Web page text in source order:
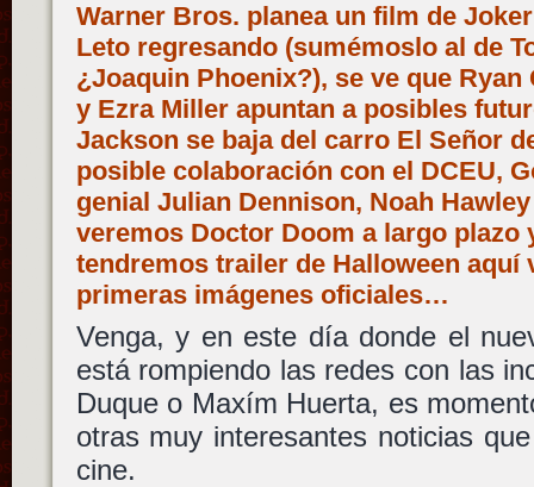
Warner Bros. planea un film de
Leto regresando (sumémoslo al de
¿Joaquin Phoenix?), se ve que
y Ezra Miller apuntan a posibles
Jackson se baja del carro El Señor
posible colaboración con el DCEU,
genial Julian Dennison, Noah
veremos Doctor Doom a largo plazo
tendremos trailer de Halloween aquí
primeras imágenes oficiales…
Venga, y en este día donde el
está rompiendo las redes con las
Duque o Maxím Huerta, es
otras muy interesantes noticias
cine.